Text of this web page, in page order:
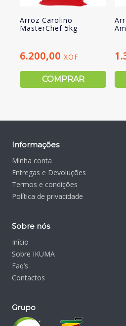
Arroz Carolino
MasterChef 5kg
6.200,00 XOF
COMPRAR
Informações
Minha conta
Entregas e Devoluções
Termos e condições
Política de privacidade
Sobre nós
Início
Sobre IKUMA
Faq’s
Contactos
Grupo